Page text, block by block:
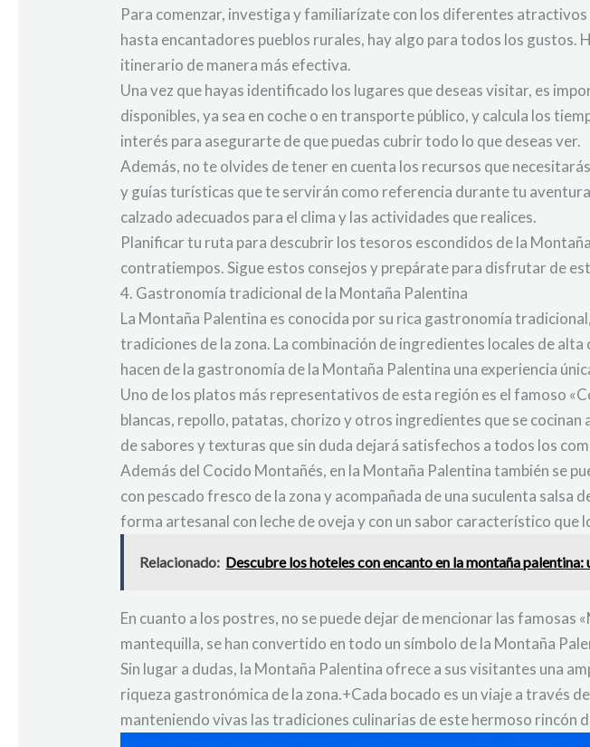
Para comenzar, investiga y familiarízate con los diferentes
hasta encantadores pueblos rurales, hay algo para todos los
itinerario de manera más efectiva.
Una vez que hayas identificado los lugares que deseas visitar, es
disponibles, ya sea en coche o en transporte público, y calcula los
interés para asegurarte de que puedas cubrir todo lo que deseas ver.
Además, no te olvides de tener en cuenta los recursos que
y guías turísticas que te servirán como referencia durante tu
calzado adecuados para el clima y las actividades que realices.
Planificar tu ruta para descubrir los tesoros escondidos de la
contratiempos. Sigue estos consejos y prepárate para disfrutar de
4. Gastronomía tradicional de la Montaña Palentina
La Montaña Palentina es conocida por su rica gastronomía
tradiciones de la zona. La combinación de ingredientes locales de
hacen de la gastronomía de la Montaña Palentina una experiencia
Uno de los platos más representativos de esta región es el famoso
blancas, repollo, patatas, chorizo y otros ingredientes que se
de sabores y texturas que sin duda dejará satisfechos a todos los
Además del Cocido Montañés, en la Montaña Palentina también se
con pescado fresco de la zona y acompañada de una suculenta
forma artesanal con leche de oveja y con un sabor característico que
Relacionado: Descubre los hoteles con encanto en la montaña
En cuanto a los postres, no se puede dejar de mencionar las
mantequilla, se han convertido en todo un símbolo de la Montaña
Sin lugar a dudas, la Montaña Palentina ofrece a sus visitantes una
riqueza gastronómica de la zona.+Cada bocado es un viaje a través
manteniendo vivas las tradiciones culinarias de este hermoso rincón